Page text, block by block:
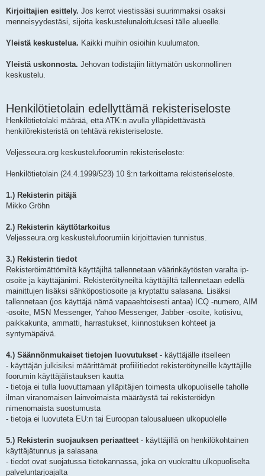
Kirjoittajien esittely. Jos kerrot viestissäsi suurimmaksi osaksi
menneisyydestäsi, sijoita keskustelunaloituksesi tälle alueelle.
Yleistä keskustelua. Kaikki muihin osioihin kuulumaton.
Yleistä uskonnosta. Jehovan todistajiin liittymätön uskonnollinen
keskustelu.
Henkilötietolain edellyttämä rekisteriseloste
Henkilötietolaki määrää, että ATK:n avulla ylläpidettävästä
henkilörekisteristä on tehtävä rekisteriseloste.
Veljesseura.org keskustelufoorumin rekisteriseloste:
Henkilötietolain (24.4.1999/523) 10 §:n tarkoittama rekisteriseloste.
1.) Rekisterin pitäjä
Mikko Gröhn
2.) Rekisterin käyttötarkoitus
Veljesseura.org keskustelufoorumiin kirjoittavien tunnistus.
3.) Rekisterin tiedot
Rekisteröimättömiltä käyttäjiltä tallennetaan väärinkäytösten varalta ip-
osoite ja käyttäjänimi. Rekisteröityneiltä käyttäjiltä tallennetaan edellä
mainittujen lisäksi sähköpostiosoite ja kryptattu salasana. Lisäksi
tallennetaan (jos käyttäjä nämä vapaaehtoisesti antaa) ICQ -numero, AIM
-osoite, MSN Messenger, Yahoo Messenger, Jabber -osoite, kotisivu,
paikkakunta, ammatti, harrastukset, kiinnostuksen kohteet ja
syntymäpäivä.
4.) Säännönmukaiset tietojen luovutukset - käyttäjälle itselleen
- käyttäjän julkisiksi määrittämät profiilitiedot rekisteröityneille käyttäjille
foorumin käyttäjälistauksen kautta
- tietoja ei tulla luovuttamaan ylläpitäjien toimesta ulkopuoliselle taholle
ilman viranomaisen lainvoimaista määräystä tai rekisteröidyn
nimenomaista suostumusta
- tietoja ei luovuteta EU:n tai Euroopan talousalueen ulkopuolelle
5.) Rekisterin suojauksen periaatteet - käyttäjillä on henkilökohtainen
käyttäjätunnus ja salasana
- tiedot ovat suojatussa tietokannassa, joka on vuokrattu ulkopuoliselta
palveluntarjoajalta